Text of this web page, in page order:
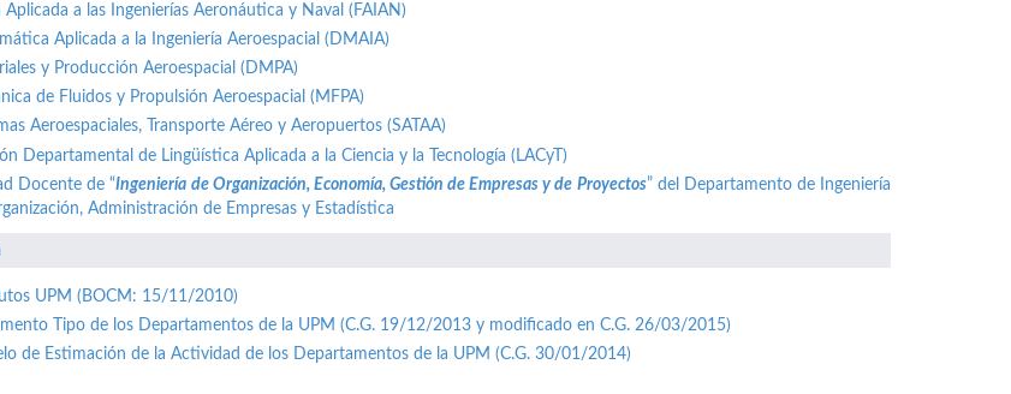
Aplicada a las Ingenierías Aeronáutica y Naval (FAIAN)
Aplicada a la Ingeniería Aeroespacial (DMAIA)
y Producción Aeroespacial (DMPA)
de Fluidos y Propulsión Aeroespacial (MFPA)
Aeroespaciales, Transporte Aéreo y Aeropuertos (SATAA)
Departamental de Lingüística Aplicada a la Ciencia y la Tecnología (LACyT)
Docente de “Ingeniería de Organización, Economía, Gestión de Empresas y de Proyectos” del Departamento de Ingeniería
Administración de Empresas y Estadística
UPM (BOCM: 15/11/2010)
Tipo de los Departamentos de la UPM (C.G. 19/12/2013 y modificado en C.G. 26/03/2015)
de Estimación de la Actividad de los Departamentos de la UPM (C.G. 30/01/2014)